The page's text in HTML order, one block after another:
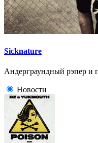
Sicknature
Андерграундный рэпер и
Новости